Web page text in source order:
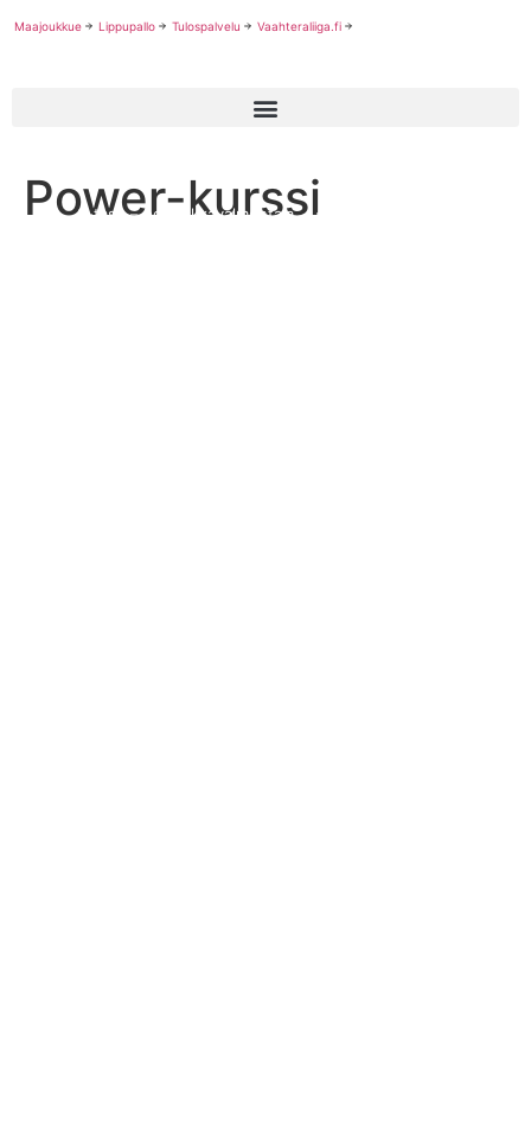
Maajoukkue Lippupallo Tulospalvelu Vaahteraliiga.fi
Power-kurssi—
2-taso – pelipaikkavalmentaja —